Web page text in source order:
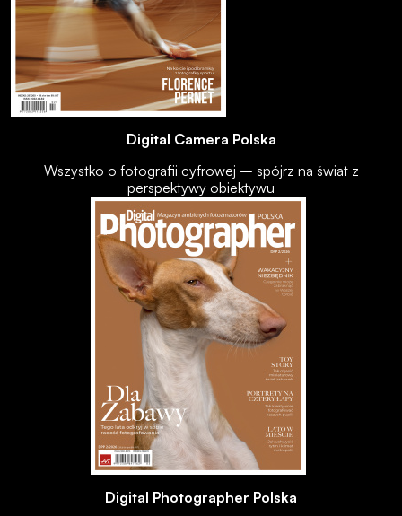
Digital Camera Polska
Wszystko o fotografii cyfrowej – spójrz na świat z
perspektywy obiektywu
Digital Photographer Polska